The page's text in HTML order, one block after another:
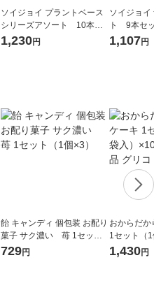
ソイジョイ プラントベース
シリーズアソート 10本セ
ット(バナナ・ホワイトチョ
1,230円
ソイジョイ ナ
ト 9本セット
＆チョコレー
1,107円
飴 キャンディ 個包装 お配り
菓子 サク濃い 苺 1セット
（1個×3）
729円
おからだから
1セット（1個
0） 栄養調整
1,430円